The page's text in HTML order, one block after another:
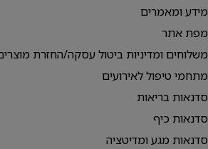
מידע ומאמרים
מפת אתר
משלוחים ומדיניות ביטול עסקה/החזרת
מתחמי טיפול לאירועים
סדנאות בריאות
סדנאות כיף
סדנאות מגע ומדיטציה